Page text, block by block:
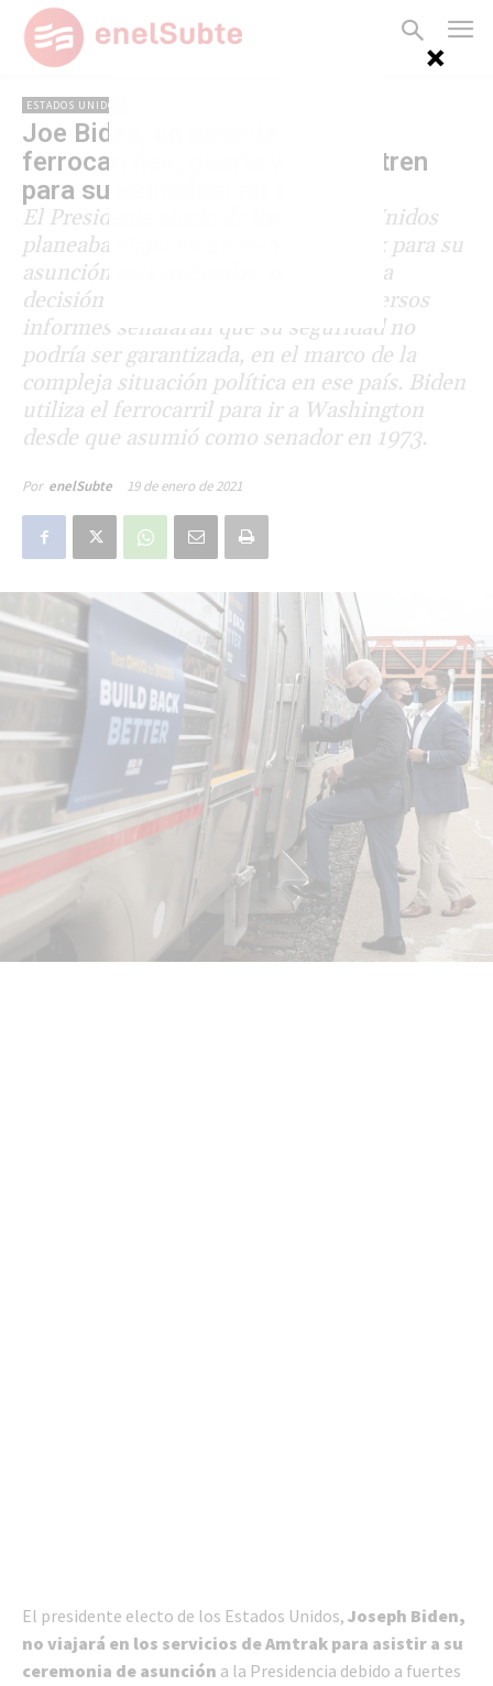
ESTADOS UNIDOS
Joe Biden, un amante de los
ferrocarriles, quería viajar en tren
para su asunción: no podrá
El Presidente electo de los Estados Unidos
planeaba viajar en un tren de Amtrak para su
asunción este miércoles, pero tomó la
decisión de evitarlo luego de que diversos
informes señalaran que su seguridad no
podría ser garantizada, en el marco de la
compleja situación política en ese país. Biden
utiliza el ferrocarril para ir a Washington
desde que asumió como senador en 1973.
Por enelSubte 19 de enero de 2021
El presidente electo de los Estados Unidos, Joseph Biden,
no viajará en los servicios de Amtrak para asistir a su
ceremonia de asunción a la Presidencia debido a fuertes